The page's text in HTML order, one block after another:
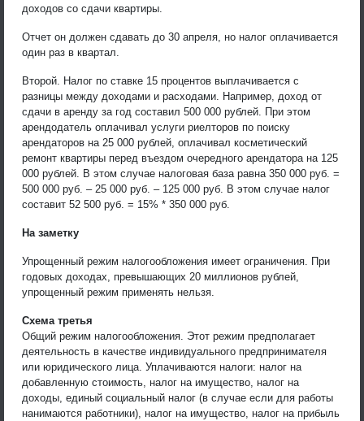
доходов со сдачи квартиры.
Отчет он должен сдавать до 30 апреля, но налог оплачивается
один раз в квартал.
Второй. Налог по ставке 15 процентов выплачивается с
разницы между доходами и расходами. Например, доход от
сдачи в аренду за год составил 500 000 рублей. При этом
арендодатель оплачивал услуги риелторов по поиску
арендаторов на 25 000 рублей, оплачивал косметический
ремонт квартиры перед въездом очередного арендатора на 125
000 рублей. В этом случае налоговая база равна 350 000 руб. =
500 000 руб. – 25 000 руб. – 125 000 руб. В этом случае налог
составит 52 500 руб. = 15% * 350 000 руб.
На заметку
Упрощенный режим налогообложения имеет ограничения. При
годовых доходах, превышающих 20 миллионов рублей,
упрощенный режим применять нельзя.
Схема третья
Общий режим налогообложения. Этот режим предполагает
деятельность в качестве индивидуального предпринимателя
или юридического лица. Уплачиваются налоги: налог на
добавленную стоимость, налог на имущество, налог на
доходы, единый социальный налог (в случае если для работы
нанимаются работники), налог на имущество, налог на прибыль